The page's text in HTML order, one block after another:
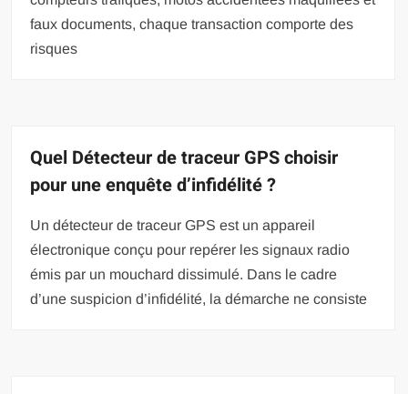
faux documents, chaque transaction comporte des
risques
Quel Détecteur de traceur GPS choisir
pour une enquête d’infidélité ?
Un détecteur de traceur GPS est un appareil
électronique conçu pour repérer les signaux radio
émis par un mouchard dissimulé. Dans le cadre
d’une suspicion d’infidélité, la démarche ne consiste